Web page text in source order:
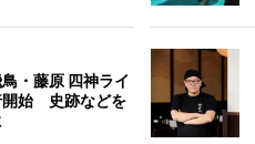
・藤原 四神ライ
開始 史跡などを